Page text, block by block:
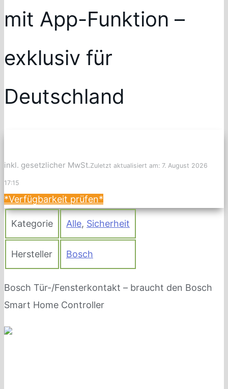
mit App-Funktion –
exklusiv für
Deutschland
inkl. gesetzlicher MwSt.Zuletzt aktualisiert am: 7. August 2026
17:15
*Verfügbarkeit prüfen*
Kategorie Alle, Sicherheit
Hersteller Bosch
Bosch Tür-/Fensterkontakt – braucht den Bosch
Smart Home Controller